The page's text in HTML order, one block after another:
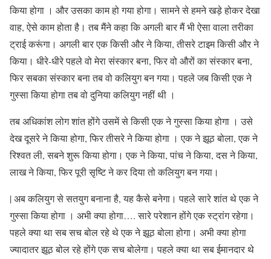
किया होगा । और उसका काम हो गया होगा। सामने से हमने खड़े होकर देखा
वाह, ऐसे काम होता है। तब मैंने कहा कि अगली बार मैं भी ऐसा वाला तरीका
ट्राई करूंगा। अगली बार एक किसी और ने किया, तीसरे टाइम किसी और ने
किया। धीरे-धीरे पहले वो मेरा संस्कार बना, फिर वो औरों का संस्कार बना,
फिर सबका संस्कार बना तब वो कलियुग बन गया। पहले जब किसी एक ने
गुस्सा किया होगा तब वो दुनिया कलियुग नहीं थी ।
तब अधिकांश लोग शांत होंगे उसमें से किसी एक ने गुस्सा किया होगा । उसे
देख दूसरे ने किया होगा, फिर तीसरे ने किया होगा । एक ने झूठ बोला, एक ने
रिश्वत ली, सबने शुरू किया होगा। एक ने किया, पांच ने किया, दस ने किया,
लाख ने किया, फिर पूरी सृष्टि ने कर दिया तो कलियुग बन गया।
| अब कलियुग से सतयुग बनाना है, यह कैसे बनेगा। पहले सारे शांत थे एक ने
गुस्सा किया होगा । अभी क्या होगा…. सारे परेशान होंगे एक स्ट्रांग रहेगा।
पहले क्या था सब सच बोल रहे थे एक ने झूठ बोला होगा। अभी क्या होगा
ज्यादातर झूठ बोल रहे होंगे एक सच बोलेगा। पहले क्या था सब ईमानदार थे